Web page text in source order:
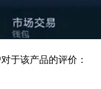
于该产品的评价：